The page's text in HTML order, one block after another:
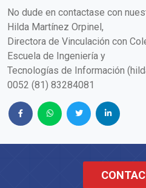
No dude en contactase con
Hilda Martínez Orpinel,
Directora de Vinculación con
Escuela de Ingeniería y
Tecnologías de Información (
0052 (81) 83284081